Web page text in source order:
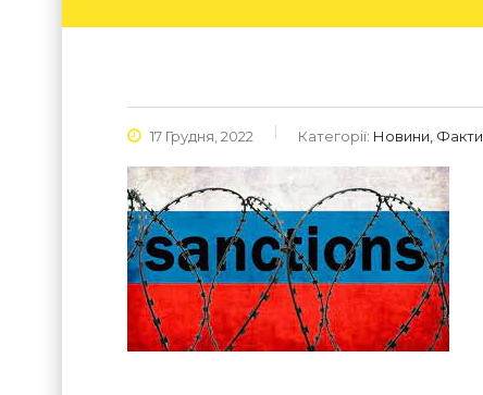
17 Грудня, 2022 Категорії: Новини, Факти